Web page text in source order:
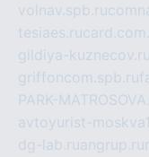
volnav.spb.ru
tesiaes.ru
gildiya-kuznecov.ru
griffoncom.spb.ru
PARK-
avtoyurist-
dg-lab.ruangrup.ru